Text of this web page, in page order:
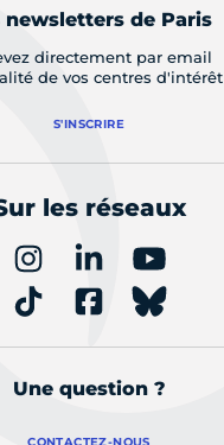
newsletters de Paris
directement par email
de vos centres d'intérêt
S'INSCRIRE
les réseaux
Une question ?